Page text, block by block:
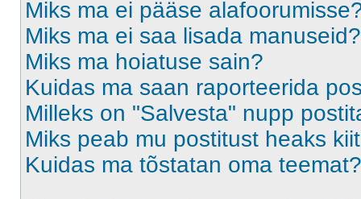
Miks ma ei pääse
Miks ma ei saa lisada manuseid?
Miks ma hoiatuse sain?
Kuidas ma saan raporteerida
Milleks on "Salvesta" nupp
Miks peab mu postitust heaks
Kuidas ma tõstatan oma teemat?